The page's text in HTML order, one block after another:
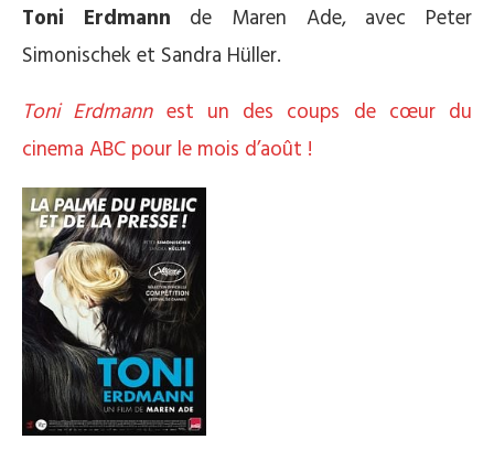
Toni Erdmann de Maren Ade, avec Peter
Simonischek et Sandra Hüller.
Toni Erdmann est un des coups de cœur du
cinema ABC pour le mois d’août !